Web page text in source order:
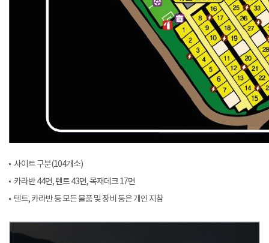
사이트 구분(104개소)
카라반 44면, 텐트 43면, 목재데크 17면
텐트, 카라반 등 모든 물품 및 장비 등은 개인 지참